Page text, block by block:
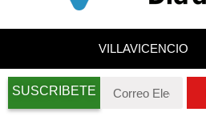
VILLAVICENCIO
SUSCRIBETE